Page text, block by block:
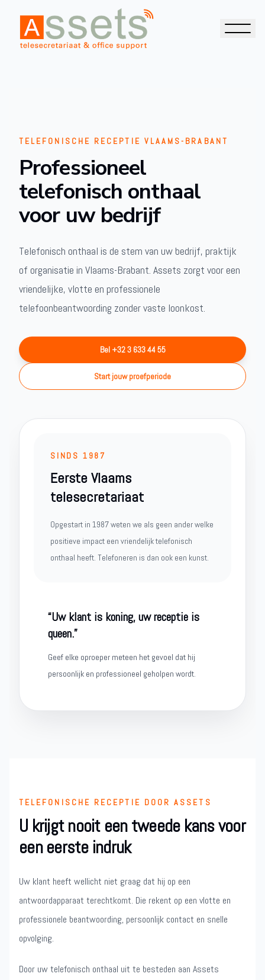
TELEFONISCHE RECEPTIE VLAAMS-BRABANT
Professioneel
telefonisch onthaal
voor uw bedrijf
Telefonisch onthaal is de stem van uw bedrijf, praktijk
of organisatie in Vlaams-Brabant. Assets zorgt voor een
vriendelijke, vlotte en professionele
telefoonbeantwoording zonder vaste loonkost.
Bel +32 3 633 44 55
Start jouw proefperiode
SINDS 1987
Eerste Vlaams
telesecretariaat
Opgestart in 1987 weten we als geen ander welke
positieve impact een vriendelijk telefonisch
onthaal heeft. Telefoneren is dan ook een kunst.
“Uw klant is koning, uw receptie is
queen.”
Geef elke oproeper meteen het gevoel dat hij
persoonlijk en professioneel geholpen wordt.
TELEFONISCHE RECEPTIE DOOR ASSETS
U krijgt nooit een tweede kans voor
een eerste indruk
Uw klant heeft wellicht niet graag dat hij op een
antwoordapparaat terechtkomt. Die rekent op een vlotte en
professionele beantwoording, persoonlijk contact en snelle
opvolging.
Door uw telefonisch onthaal uit te besteden aan Assets